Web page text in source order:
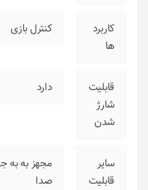
کاربرد
ها
کنترل بازی
قابلیت
شارژ
شدن
دارد
سایر
قابلیت
صدا